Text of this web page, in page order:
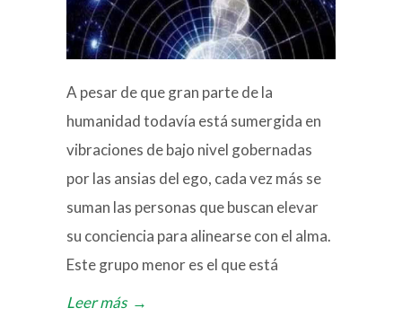
A pesar de que gran parte de la
humanidad todavía está sumergida en
vibraciones de bajo nivel gobernadas
por las ansias del ego, cada vez más se
suman las personas que buscan elevar
su conciencia para alinearse con el alma.
Este grupo menor es el que está
Leer más →